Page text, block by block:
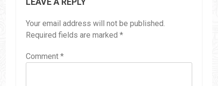
Your email address will not be published.
Required fields are marked *
Comment *